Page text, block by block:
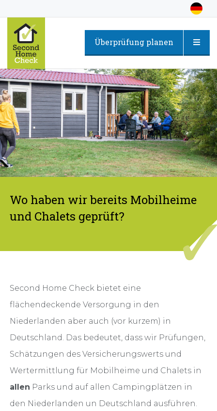
Überprüfung planen
Wo haben wir bereits Mobilheime
und Chalets geprüft?
Second Home Check bietet eine
flächendeckende Versorgung in den
Niederlanden aber auch (vor kurzem) in
Deutschland. Das bedeutet, dass wir Prüfungen,
Schätzungen des Versicherungswerts und
Wertermittlung für Mobilheime und Chalets in
allen Parks und auf allen Campingplätzen in
den Niederlanden un Deutschland ausführen.